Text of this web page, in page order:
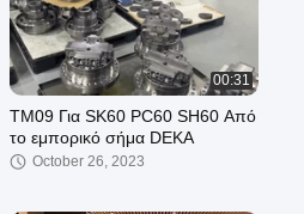
00:31
ΤΜ09 Για SK60 PC60 SH60 Από
το εμπορικό σήμα DEKA
October 26, 2023